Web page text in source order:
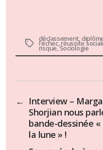
Étiquettes
déclassement,
l'échec,réussite
risque,Sociologie
← Interview –
Shorjian nous
bande-dessinée «
la lune » !